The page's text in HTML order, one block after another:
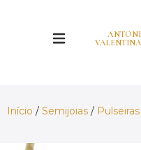
Início / Semijoias / Pulseiras